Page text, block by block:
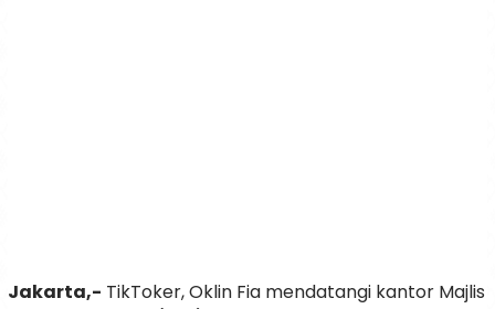
Jakarta,- TikToker, Oklin Fia mendatangi kantor Majlis